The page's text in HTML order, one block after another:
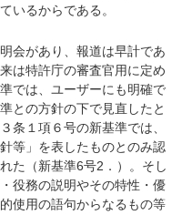
いるからである。
会があり、報道は早計であ
は特許庁の審査官用に定め
では、ユーザーにも明確で
との方針の下で見直したと
条１項６号の新基準では、
等」を表したものとのみ認
た（新基準6号2．）。そし
役務の説明やその特性・優
使用の語句からなるもの等